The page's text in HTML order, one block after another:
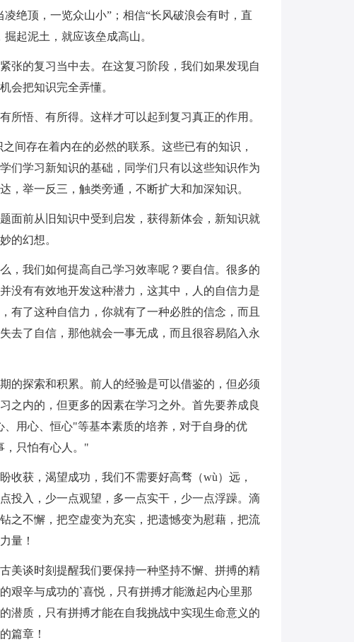
绝顶，一览众山小”；相信“长风破浪会有时，直
起泥土，就应该垒成高山。
张的复习当中去。在这复习阶段，我们如果发现自
会把知识完全弄懂。
所悟、有所得。这样才可以起到复习真正的作用。
间存在着内在的必然的联系。这些已有的知识，
们学习新知识的基础，同学们只有以这些知识作为
，举一反三，触类旁通，不断扩大和加深知识。
面前从旧知识中受到启发，获得新体会，新知识就
的幻想。
，我们如何提高自己学习效率呢？要自信。很多的
没有有效地开发这种潜力，这其中，人的自信力是
有了这种自信力，你就有了一种必胜的信念，而且
去了自信，那他就会一事无成，而且很容易陷入永
的探索和积累。前人的经验是可以借鉴的，但必须
之内的，但更多的因素在学习之外。首先要养成良
用心、恒心"等基本素质的培养，对于自身的优
，只怕有心人。"
收获，渴望成功，我们不需要好高骛（wù）远，
投入，少一点观望，多一点实干，少一点浮躁。滴
之不懈，把空虚变为充实，把遗憾变为慰藉，把流
量！
美谈时刻提醒我们要保持一种坚持不懈、拼搏的精
艰辛与成功的`喜悦，只有拼搏才能激起内心里那
潜质，只有拼搏才能在自我挑战中实现生命意义的
篇章！